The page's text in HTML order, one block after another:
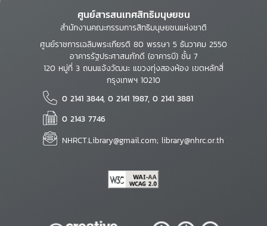
ศูนย์สารสนเทศสิทธิมนุษยชน
สำนักงานคณะกรรมการสิทธิมนุษยชนแห่งชาติ
ศูนย์ราชการเฉลิมพระเกียรติ 80 พรรษา 5 ธันวาคม 2550
อาคารรัฐประศาสนภักดี (อาคารบี) ชั้น 7
120 หมู่ที่ 3 ถนนแจ้งวัฒนะ แขวงทุ่งสองห้อง เขตหลักสี่
กรุงเทพฯ 10210
0 2141 3844, 0 2141 1987, 0 2141 3881
0 2143 7746
NHRCT.Library@gmail.com; library@nhrc.or.th